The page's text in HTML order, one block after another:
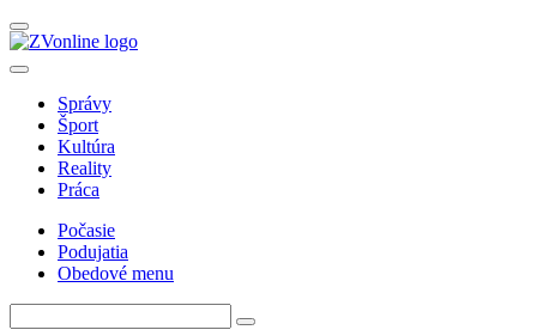
Správy
Šport
Kultúra
Reality
Práca
Počasie
Podujatia
Obedové menu